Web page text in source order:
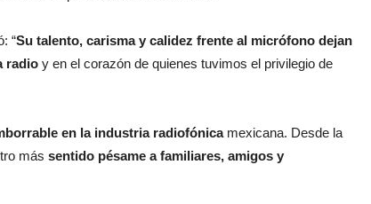
“Su talento, carisma y calidez frente al micrófono dejan
radio y en el corazón de quienes tuvimos el privilegio de
en la industria radiofónicamexicana. Desde la
más sentido pésame a familiares, amigos y